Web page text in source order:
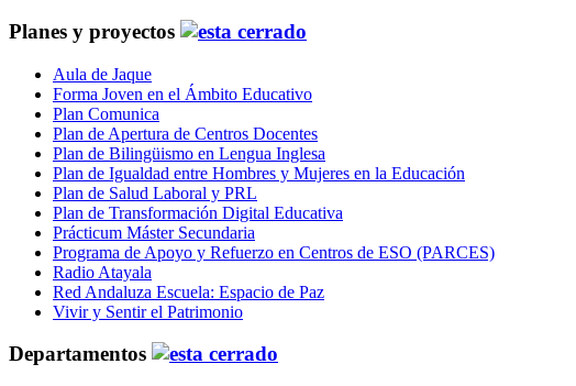
Planes y proyectos
Aula de Jaque
Forma Joven en el Ámbito Educativo
Plan Comunica
Plan de Apertura de Centros Docentes
Plan de Bilingüismo en Lengua Inglesa
Plan de Igualdad entre Hombres y Mujeres en la Educación
Plan de Salud Laboral y PRL
Plan de Transformación Digital Educativa
Prácticum Máster Secundaria
Programa de Apoyo y Refuerzo en Centros de ESO (PARCES)
Radio Atayala
Red Andaluza Escuela: Espacio de Paz
Vivir y Sentir el Patrimonio
Departamentos